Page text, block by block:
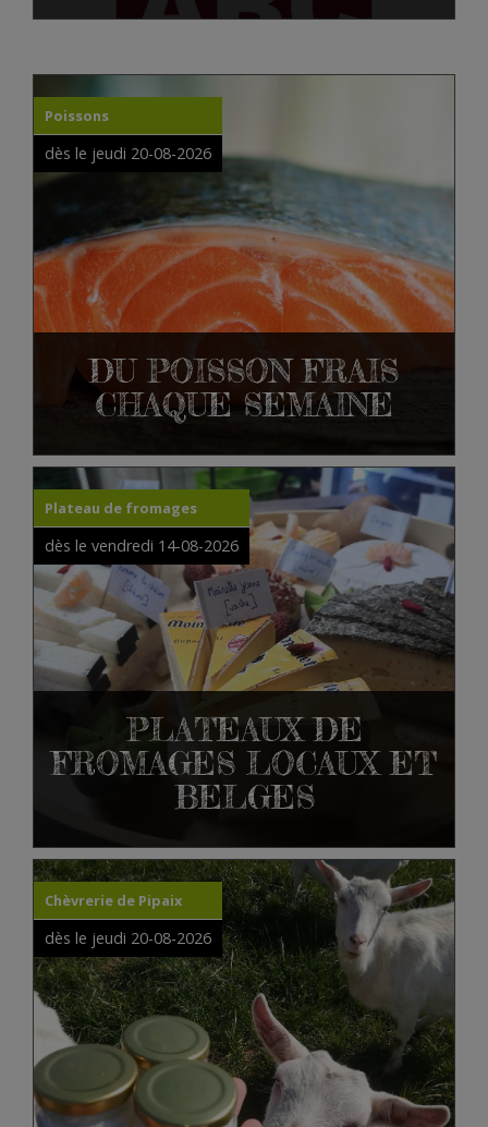
Poissons
dès le jeudi 20-08-2026
DU POISSON FRAIS
CHAQUE SEMAINE
Plateau de fromages
dès le vendredi 14-08-2026
PLATEAUX DE
FROMAGES LOCAUX ET
BELGES
Chèvrerie de Pipaix
dès le jeudi 20-08-2026